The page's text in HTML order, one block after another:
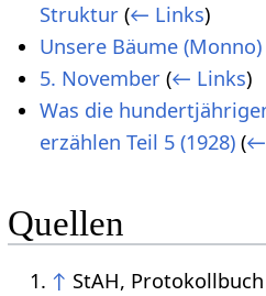
Struktur (← Links)
Unsere Bäume (Monno)
5. November (← Links)
Was die
erzählen Teil 5 (1928) (←
Quellen
↑ StAH,